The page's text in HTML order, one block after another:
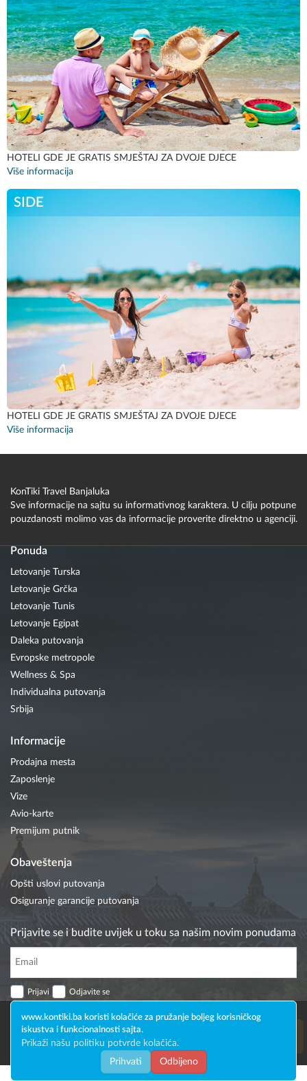
HOTELI GDE JE GRATIS SMJEŠTAJ ZA DVOJE DJECE
Više informacija
SIDE
HOTELI GDE JE GRATIS SMJEŠTAJ ZA DVOJE DJECE
Više informacija
KonTiki Travel Banjaluka
Sve informacije na sajtu su informativnog karaktera. U cilju potpune
pouzdanosti molimo vas da informacije proverite direktno u agenciji.
Ponuda
Letovanje Turska
Letovanje Grčka
Letovanje Tunis
Letovanje Egipat
Daleka putovanja
Evropske metropole
Wellness & Spa
Individualna putovanja
Srbija
Informacije
Prodajna mesta
Zaposlenje
Vize
Avio-karte
Premijum putnik
Obaveštenja
Opšti uslovi putovanja
Osiguranje garancije putovanja
Prijavite se i budite uvijek u toku sa našim novim ponudama
Prijavi Odjavite se
Prijava za Newsletter
051 492-385
www.kontiki.ba koristi kolačiće za pružanje boljeg korisničkog
iskustva i funkcionalnosti sajta.
Prikaži našu politiku potvrde kolačića.
Prihvati
Odbijeno